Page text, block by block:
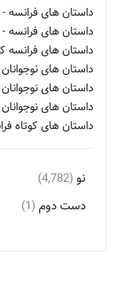
داستان های فرانسه - قرن 20م. -
داستان های فرانسه -
داستان های فرانسه
داستان های نوجوانان
داستان های نوجوانان
داستان های نوجوانان
داستان های کوتاه
داستان های کودکان
داستان های کودکان
داستانهای فرانسوی -
نو (4,782)
دست دوم (1)